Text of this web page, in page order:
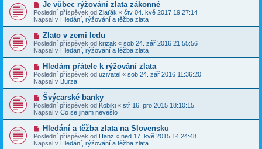
ě
v
e
k
í
s
p
ě
v
e
k
N
o
v
ý
p
í
s
p
v
e
k
Je vůbec rýžování zlata zákonné
Poslední příspěvek od Zlaťák « čtv 04. kvě 2017 19:27:14
Napsal v Hledání, rýžování a těžba zlata
N
o
v
ý
p
í
s
p
ě
v
e
k
Zlato v zemi ledu
Poslední příspěvek od krizak « sob 24. zář 2016 21:55:56
Napsal v Hledání, rýžování a těžba zlata
N
o
v
ý
p
í
s
p
v
e
Hledám přátele k rýžování zlata
Poslední příspěvek od uzivatel « sob 24. zář 2016 11:36:20
Napsal v Burza
N
o
v
ý
p
í
s
Švýcarské banky
Poslední příspěvek od Kobiki « stř 16. pro 2015 18:10:15
Napsal v Co se jinam nevešlo
N
o
v
Hledání a těžba zlata na Slovensku
Poslední příspěvek od Hanz « ned 17. kvě 2015 14:24:48
Napsal v Hledání, rýžování a těžba zlata